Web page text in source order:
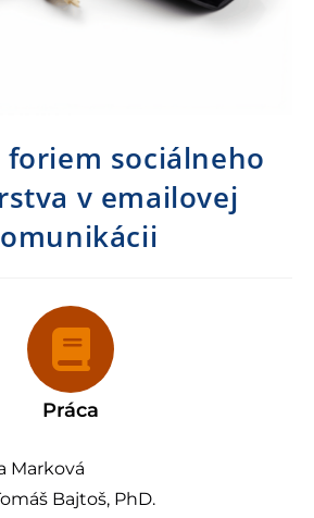
foriem sociálneho
v emailovej
Práca
Marková
Bajtoš, PhD.